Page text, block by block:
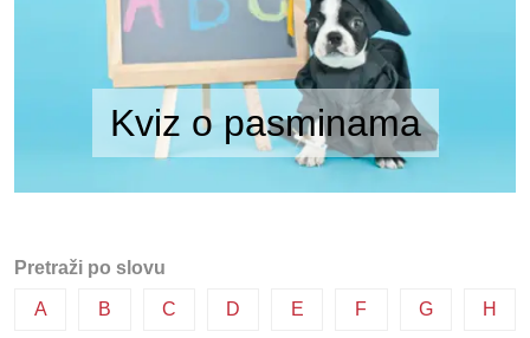
Kviz o pasminama
Pretraži po slovu
A B C D E F G H